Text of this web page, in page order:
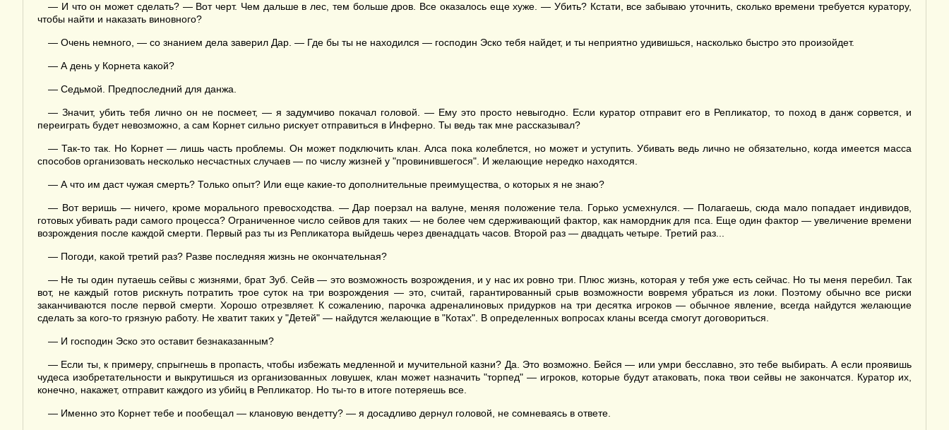
— И что он может сделать? — Вот черт. Чем дальше в лес, тем больше дров. Все оказалось еще хуже. — Убить? Кстати, все забываю уточнить, сколько времени требуется куратору,
чтобы найти и наказать виновного?
— Очень немного, — со знанием дела заверил Дар. — Где бы ты не находился — господин Эско тебя найдет, и ты неприятно удивишься, насколько быстро это произойдет.
— А день у Корнета какой?
— Седьмой. Предпоследний для данжа.
— Значит, убить тебя лично он не посмеет, — я задумчиво покачал головой. — Ему это просто невыгодно. Если куратор отправит его в Репликатор, то поход в данж сорвется, и
переиграть будет невозможно, а сам Корнет сильно рискует отправиться в Инферно. Ты ведь так мне рассказывал?
— Так-то так. Но Корнет — лишь часть проблемы. Он может подключить клан. Алса пока колеблется, но может и уступить. Убивать ведь лично не обязательно, когда имеется масса
способов организовать несколько несчастных случаев — по числу жизней у "провинившегося". И желающие нередко находятся.
— А что им даст чужая смерть? Только опыт? Или еще какие-то дополнительные преимущества, о которых я не знаю?
— Вот веришь — ничего, кроме морального превосходства. — Дар поерзал на валуне, меняя положение тела. Горько усмехнулся. — Полагаешь, сюда мало попадает индивидов,
готовых убивать ради самого процесса? Ограниченное число сейвов для таких — не более чем сдерживающий фактор, как намордник для пса. Еще один фактор — увеличение времени
возрождения после каждой смерти. Первый раз ты из Репликатора выйдешь через двенадцать часов. Второй раз — двадцать четыре. Третий раз...
— Погоди, какой третий раз? Разве последняя жизнь не окончательная?
— Не ты один путаешь сейвы с жизнями, брат Зуб. Сейв — это возможность возрождения, и у нас их ровно три. Плюс жизнь, которая у тебя уже есть сейчас. Но ты меня перебил. Так
вот, не каждый готов рискнуть потратить трое суток на три возрождения — это, считай, гарантированный срыв возможности вовремя убраться из локи. Поэтому обычно все риски
заканчиваются после первой смерти. Хорошо отрезвляет. К сожалению, парочка адреналиновых придурков на три десятка игроков — обычное явление, всегда найдутся желающие
сделать за кого-то грязную работу. Не хватит таких у "Детей" — найдутся желающие в "Котах". В определенных вопросах кланы всегда смогут договориться.
— И господин Эско это оставит безнаказанным?
— Если ты, к примеру, спрыгнешь в пропасть, чтобы избежать медленной и мучительной казни? Да. Это возможно. Бейся — или умри бесславно, это тебе выбирать. А если проявишь
чудеса изобретательности и выкрутишься из организованных ловушек, клан может назначить "торпед" — игроков, которые будут атаковать, пока твои сейвы не закончатся. Куратор их,
конечно, накажет, отправит каждого из убийц в Репликатор. Но ты-то в итоге потеряешь все.
— Именно это Корнет тебе и пообещал — клановую вендетту? — я досадливо дернул головой, не сомневаясь в ответе.